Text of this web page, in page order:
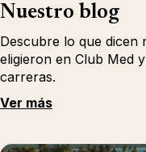
Nuestro blog
Descubre lo que dicen
eligieron en Club Med
carreras.
Ver más